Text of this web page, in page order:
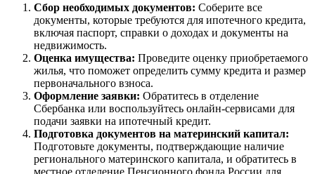
Сбор необходимых документов: Соберите все
документы, которые требуются для ипотечного кредита,
включая паспорт, справки о доходах и документы на
недвижимость.
Оценка имущества: Проведите оценку приобретаемого
жилья, что поможет определить сумму кредита и размер
первоначального взноса.
Оформление заявки: Обратитесь в отделение
Сбербанка или воспользуйтесь онлайн-сервисами для
подачи заявки на ипотечный кредит.
Подготовка документов на материнский капитал:
Подготовьте документы, подтверждающие наличие
регионального материнского капитала, и обратитесь в
местное отделение Пенсионного фонда России для